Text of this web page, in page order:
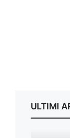
ULTIMI